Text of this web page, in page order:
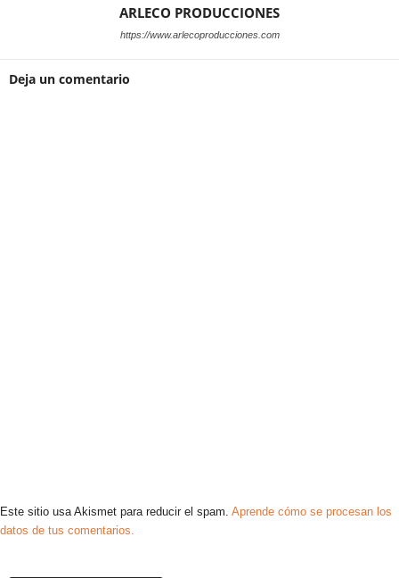
ARLECO PRODUCCIONES
https://www.arlecoproducciones.com
Deja un comentario
Este sitio usa Akismet para reducir el spam. Aprende cómo se procesan los
datos de tus comentarios.